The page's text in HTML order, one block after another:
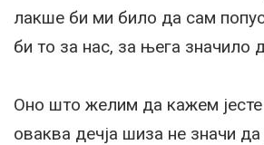
лакше би ми било да сам
би то за нас, за њега значило
Оно што желим да кажем
оваква дечја шиза не значи да